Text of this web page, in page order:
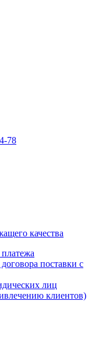
78
качества
поставки с
лиц
клиентов)